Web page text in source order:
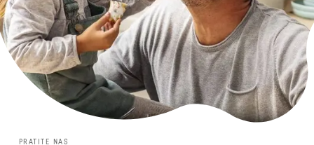
PRATITE NAS